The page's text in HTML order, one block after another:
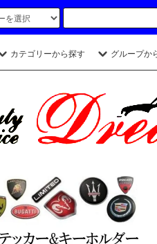
カテゴリーから探す グループか